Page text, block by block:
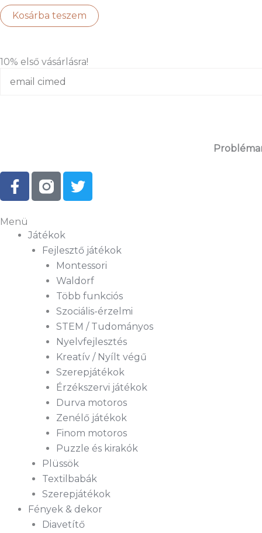
Kosárba teszem
10% első vásárlásra!
F
a
e
b
T
w
e
r
Menü
Játékok
Fejlesztő játékok
Montessori
Waldorf
Több funkciós
Szociális-érzelmi
STEM / Tudományos
Nyelvfejlesztés
Kreatív / Nyílt végű
Szerepjátékok
Érzékszervi játékok
Durva motoros
Zenélő játékok
Finom motoros
Puzzle és kirakók
Plüssök
Textilbabák
Szerepjátékok
Fények & dekor
Diavetítő